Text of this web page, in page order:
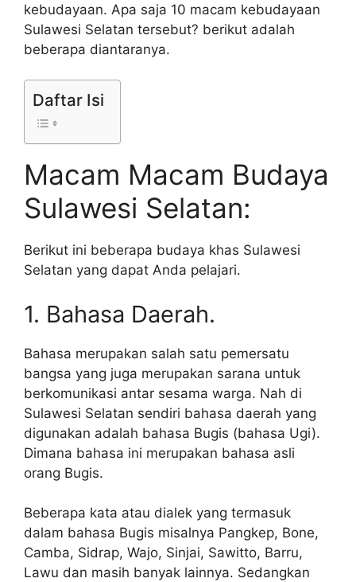
kebudayaan. Apa saja 10 macam kebudayaan
Sulawesi Selatan tersebut? berikut adalah
beberapa diantaranya.
Daftar Isi
Macam Macam Budaya
Sulawesi Selatan:
Berikut ini beberapa budaya khas Sulawesi
Selatan yang dapat Anda pelajari.
1. Bahasa Daerah.
Bahasa merupakan salah satu pemersatu
bangsa yang juga merupakan sarana untuk
berkomunikasi antar sesama warga. Nah di
Sulawesi Selatan sendiri bahasa daerah yang
digunakan adalah bahasa Bugis (bahasa Ugi).
Dimana bahasa ini merupakan bahasa asli
orang Bugis.
Beberapa kata atau dialek yang termasuk
dalam bahasa Bugis misalnya Pangkep, Bone,
Camba, Sidrap, Wajo, Sinjai, Sawitto, Barru,
Lawu dan masih banyak lainnya. Sedangkan